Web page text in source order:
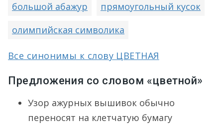
большой абажур
прямоугольный кусок
олимпийская символика
Все синонимы к слову ЦВЕТНАЯ
Предложения со словом «цветной»
Узор ажурных вышивок обычно
переносят на клетчатую бумагу